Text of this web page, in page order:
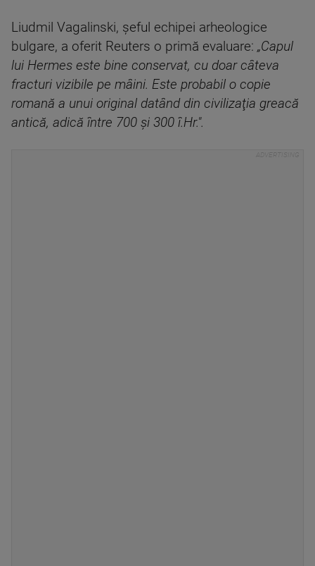
Liudmil Vagalinski, şeful echipei arheologice
bulgare, a oferit Reuters o primă evaluare: „Capul
lui Hermes este bine conservat, cu doar câteva
fracturi vizibile pe mâini. Este probabil o copie
romană a unui original datând din civilizaţia greacă
antică, adică între 700 şi 300 î.Hr.".